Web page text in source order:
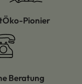
Öko-Pionier
Beratung